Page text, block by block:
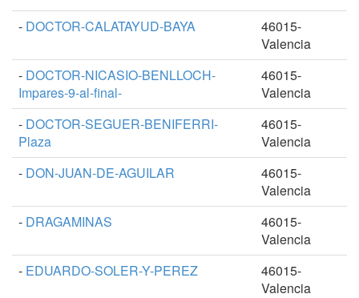
- DOCTOR-CALATAYUD-BAYA
46015-
Valencia
- DOCTOR-NICASIO-BENLLOCH-
Impares-9-al-final-
46015-
Valencia
- DOCTOR-SEGUER-BENIFERRI-
Plaza
46015-
Valencia
- DON-JUAN-DE-AGUILAR
46015-
Valencia
- DRAGAMINAS
46015-
Valencia
- EDUARDO-SOLER-Y-PEREZ
46015-
Valencia